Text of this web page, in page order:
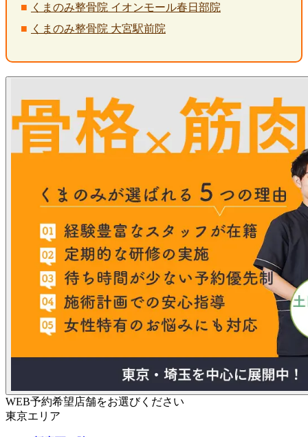
くまのみ整骨院 イオンモール春日部院
くまのみ整骨院 大宮駅前院
WEB予約希望店舗をお選びください
東京エリア